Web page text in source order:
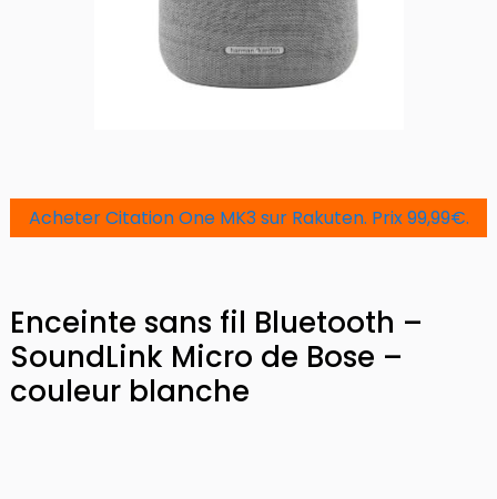
Acheter Citation One MK3 sur Rakuten. Prix 99,99€.
Enceinte sans fil Bluetooth –
SoundLink Micro de Bose –
couleur blanche